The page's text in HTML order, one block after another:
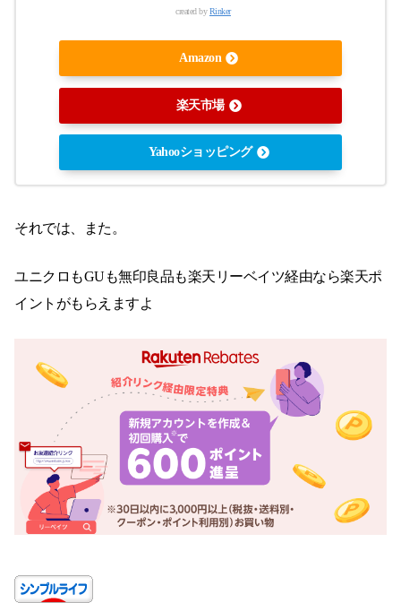
created byRinker
Amazon
楽天市場
Yahooショッピング
それでは、また。
ユニクロもGUも無印良品も楽天リーベイツ経由なら楽天ポ
イントがもらえますよ